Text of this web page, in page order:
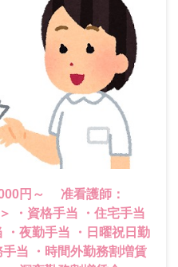
円～ 准看護師：
・夜勤手当 ・日曜祝日勤
当 ・時間外勤務割増賃